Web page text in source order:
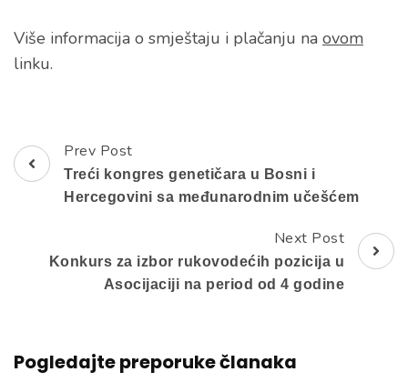
Više informacija o smještaju i plačanju na ovom
linku.
Post
Navigation
Prev Post
Treći kongres genetičara u Bosni i
Hercegovini sa međunarodnim učešćem
Next Post
Konkurs za izbor rukovodećih pozicija u
Asocijaciji na period od 4 godine
Pogledajte preporuke članaka